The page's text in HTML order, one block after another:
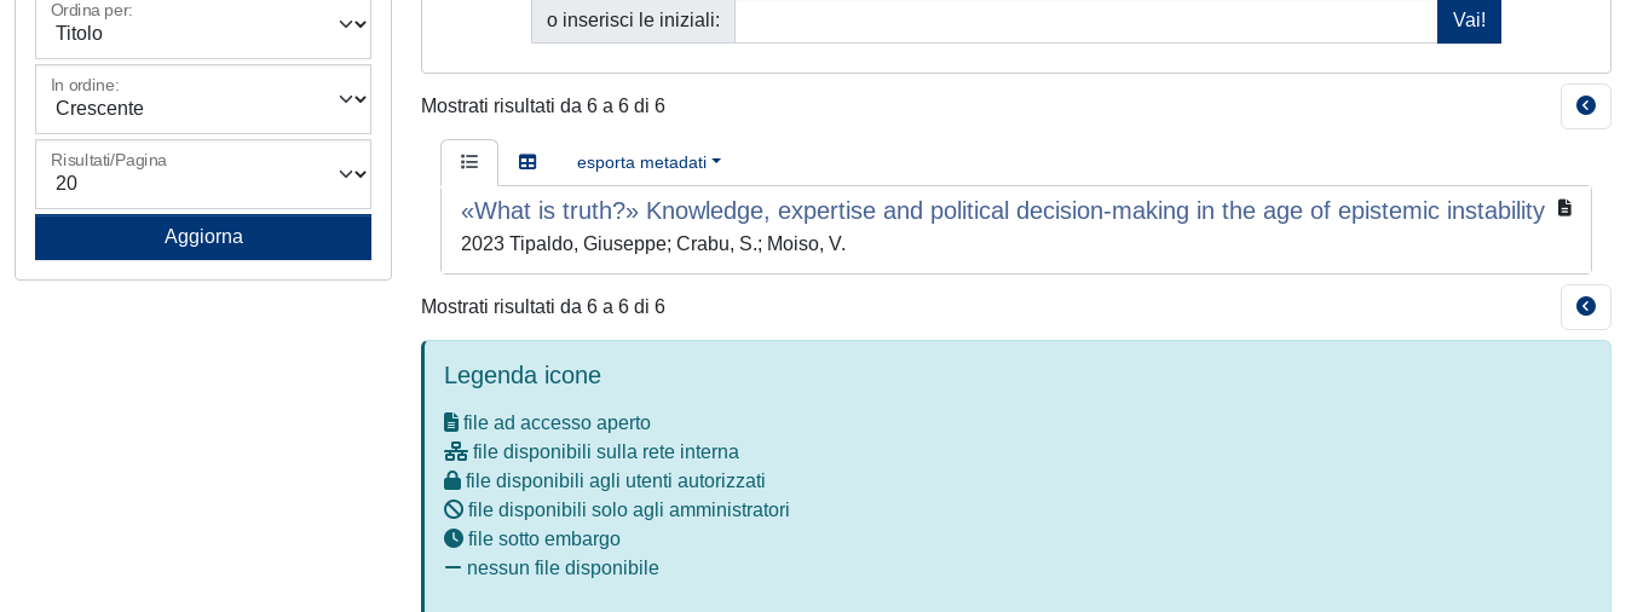
Ordina per:
In ordine:
Risultati/Pagina
o inserisci le iniziali:
Mostrati risultati da 6 a 6 di 6
esporta metadati
«What is truth?» Knowledge, expertise and political decision-making in the age of epistemic instability
2023 Tipaldo, Giuseppe; Crabu, S.; Moiso, V.
Mostrati risultati da 6 a 6 di 6
Legenda icone
file ad accesso aperto
file disponibili sulla rete interna
file disponibili agli utenti autorizzati
file disponibili solo agli amministratori
file sotto embargo
nessun file disponibile